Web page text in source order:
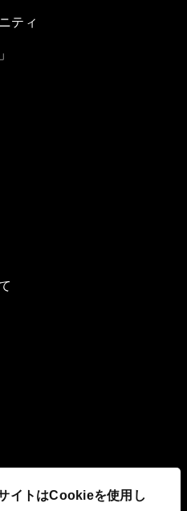
イトはCookieを使用し
ティ
み